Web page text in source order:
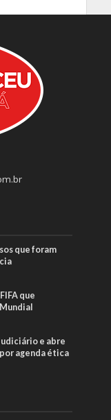
que foram
que
e abre
agenda ética